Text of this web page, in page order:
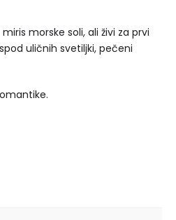
morske soli, ali živi za prvi
uličnih svetiljki, pečeni